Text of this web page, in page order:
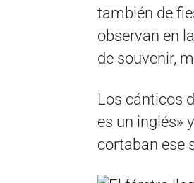
también de
observan en
de souvenir,
Los cánticos
es un inglés»
cortaban ese